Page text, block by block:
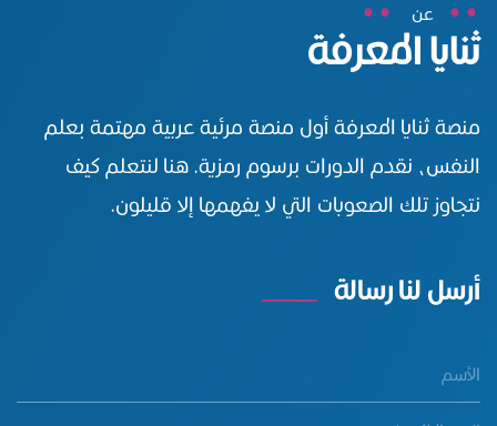
عن
ثنايا المعرفة
منصة ثنايا المعرفة أول منصة مرئية عربية مهتمة بعلم
النفس، نقدم الدورات برسوم رمزية. هنا لنتعلم كيف
نتجاوز تلك الصعوبات التي لا يفهمها إلا قليلون.
أرسل لنا رسالة